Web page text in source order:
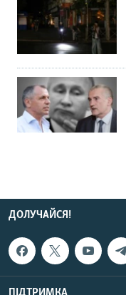
ДОЛУЧАЙСЯ!
ПІДТРИМКА